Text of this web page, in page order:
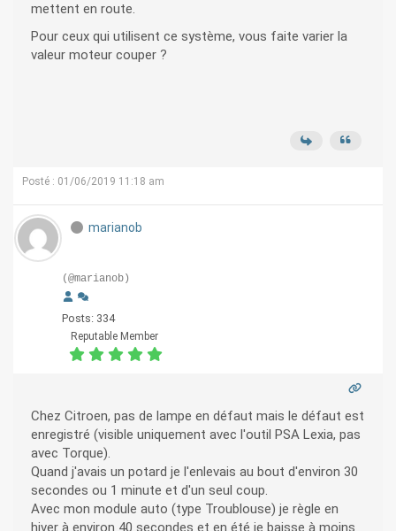
mettent en route.
Pour ceux qui utilisent ce système, vous faite varier la
valeur moteur couper ?
Posté : 01/06/2019 11:18 am
marianob
(@marianob)
Posts: 334
Reputable Member
Chez Citroen, pas de lampe en défaut mais le défaut est
enregistré (visible uniquement avec l'outil PSA Lexia, pas
avec Torque).
Quand j'avais un potard je l'enlevais au bout d'environ 30
secondes ou 1 minute et d'un seul coup.
Avec mon module auto (type Troublouse) je règle en
hiver à environ 40 secondes et en été je baisse à moins